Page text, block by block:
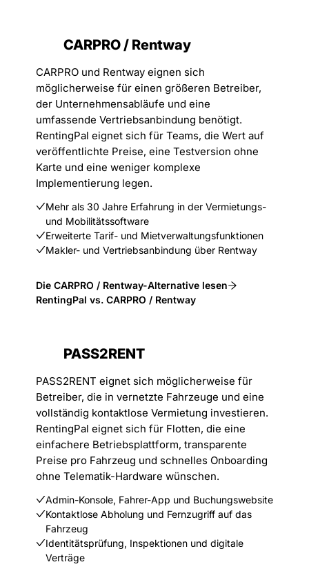
CARPRO / Rentway
CARPRO und Rentway eignen sich
möglicherweise für einen größeren Betreiber,
der Unternehmensabläufe und eine
umfassende Vertriebsanbindung benötigt.
RentingPal eignet sich für Teams, die Wert auf
veröffentlichte Preise, eine Testversion ohne
Karte und eine weniger komplexe
Implementierung legen.
Mehr als 30 Jahre Erfahrung in der Vermietungs-
und Mobilitätssoftware
Erweiterte Tarif- und Mietverwaltungsfunktionen
Makler- und Vertriebsanbindung über Rentway
Die CARPRO / Rentway-Alternative lesen
RentingPal vs. CARPRO / Rentway
PASS2RENT
PASS2RENT eignet sich möglicherweise für
Betreiber, die in vernetzte Fahrzeuge und eine
vollständig kontaktlose Vermietung investieren.
RentingPal eignet sich für Flotten, die eine
einfachere Betriebsplattform, transparente
Preise pro Fahrzeug und schnelles Onboarding
ohne Telematik-Hardware wünschen.
Admin-Konsole, Fahrer-App und Buchungswebsite
Kontaktlose Abholung und Fernzugriff auf das
Fahrzeug
Identitätsprüfung, Inspektionen und digitale
Verträge